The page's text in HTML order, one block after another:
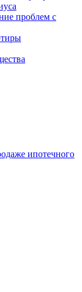
проблем с
ипотечного